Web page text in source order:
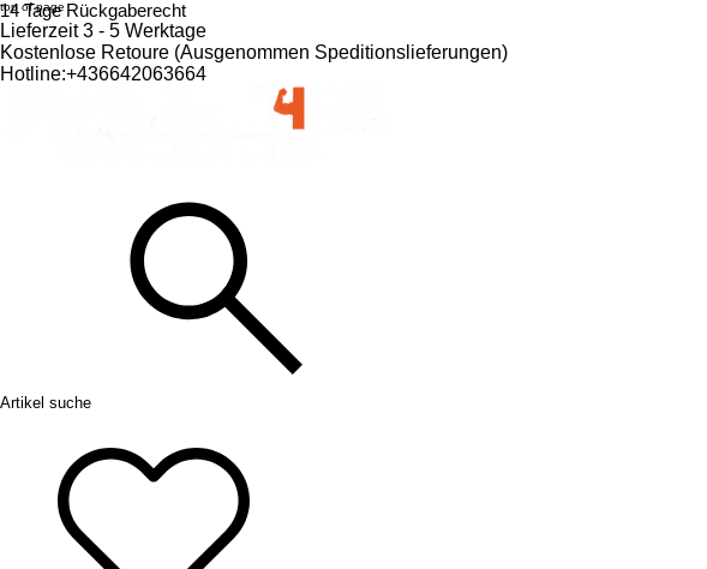
top of page
14 Tage Rückgaberecht
Lieferzeit 3 - 5 Werktage
Kostenlose Retoure (Ausgenommen Speditionslieferungen)​
Hotline:+436642063664
Artikel suche